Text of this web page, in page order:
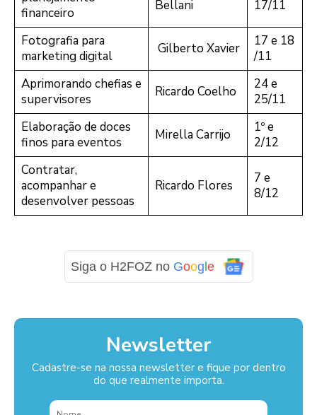
financeiro
Bellani 17/11
Fotografia para
marketing digital
Gilberto Xavier
17 e 18
/11
Aprimorando chefias e
supervisores
Ricardo Coelho
24 e
25/11
Elaboração de doces
finos para eventos
Mirella Carrijo
1º e
2/12
Contratar,
acompanhar e
desenvolver pessoas
Ricardo Flores
7 e
8/12
Siga o H2FOZ no Goog e
Newsletter
Cadastre-se na nossa newsletter e fique por dentro
do que realmente importa.